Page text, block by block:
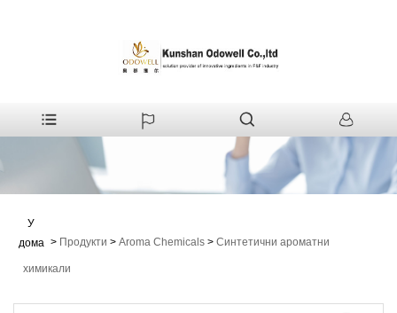
У
дома > Продукти > Aroma Chemicals > Синтетични ароматни
химикали